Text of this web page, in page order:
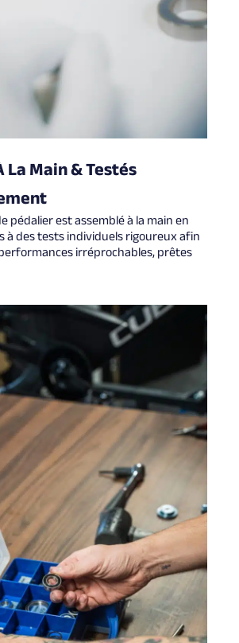
Main & Testés
pédalier est assemblé à la main en
à des tests individuels rigoureux afin
irréprochables, prêtes